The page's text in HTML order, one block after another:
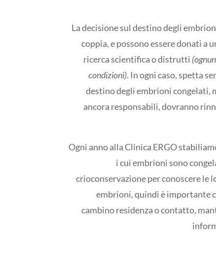
La decisione sul destino degli
coppia, e possono essere donati a
ricerca scientifica o distrutti
condizioni). In ogni caso, spetta
destino degli embrioni congelati,
ancora responsabili, dovranno
Ogni anno alla Clinica ERGO
i cui embrioni sono
crioconservazione per conoscere le
embrioni, quindi è importante
cambino residenza o contatto,